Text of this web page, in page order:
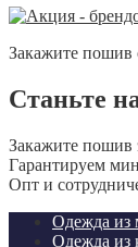
Закажите пошив
Станьте
Закажите пошив
Гарантируем
Опт и
Одежда из
Одежда из